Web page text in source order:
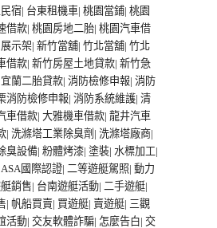
宿| 台東租機車| 桃園當鋪| 桃園
借款| 桃園房地二胎| 桃園汽車借
展示架| 新竹當舖| 竹北當舖| 竹北
借款| 新竹房屋土地貸款| 新竹急
宜蘭二胎貸款| 消防檢修申報| 消防
消防檢修申報| 消防系統維護| 清
車借款| 大雅機車借款| 龍井汽車
| 洗滌塔工業除臭劑 | 洗滌塔廠商|
臭設備| 粉體烤漆| 塗裝| 水標加工|
ASA國際認證| 二等遊艇駕照| 動力
銷售| 台南遊艇活動| 二手遊艇|
| 帆船買賣| 買遊艇| 賣遊艇| 三觀
活動| 交友軟體詐騙| 怎麼告白| 交